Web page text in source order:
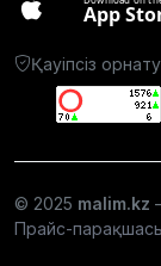
App
Қауіпсіз
© 2025 malim.kz
Прайс-